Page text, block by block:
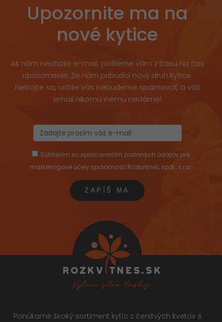
Upozornite ma na
nové kytice
Ak nám necháte e-mail, pošleme vám z času na čas
upozornenie, že nám pribudol nový druh kytice.
Nebojte sa, určite vás nebudeme spamovať, a váš
email nikomu inému nedáme!
Súhlasím so spracovaním zadaných údajov pre
marketingové účely spoločnosti Rozkvitneš, spol., s.r.o.
Ponúkame široký sortiment kytíc z čerstvých kvetov s